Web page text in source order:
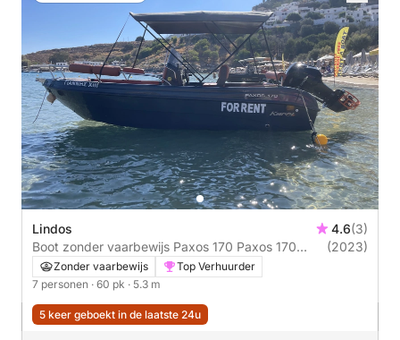
Lindos 4.6(3)
Boot zonder vaarbewijs Paxos 170 Paxos 170
60pk
(2023)
Zonder vaarbewijs
Top Verhuurder
7 personen · 60 pk · 5.3 m
5 keer geboekt in de laatste 24u